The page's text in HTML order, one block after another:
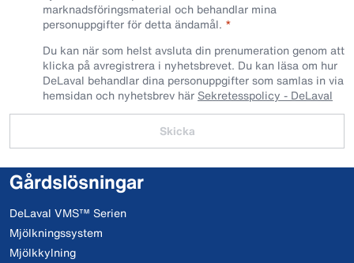
marknadsföringsmaterial och behandlar mina
personuppgifter för detta ändamål.
Du kan när som helst avsluta din prenumeration genom att
klicka på avregistrera i nyhetsbrevet. Du kan läsa om hur
DeLaval behandlar dina personuppgifter som samlas in via
hemsidan och nyhetsbrev här Sekretesspolicy - DeLaval
Skicka
Gårdslösningar
DeLaval VMS™ Serien
Mjölkningssystem
Mjölkkylning